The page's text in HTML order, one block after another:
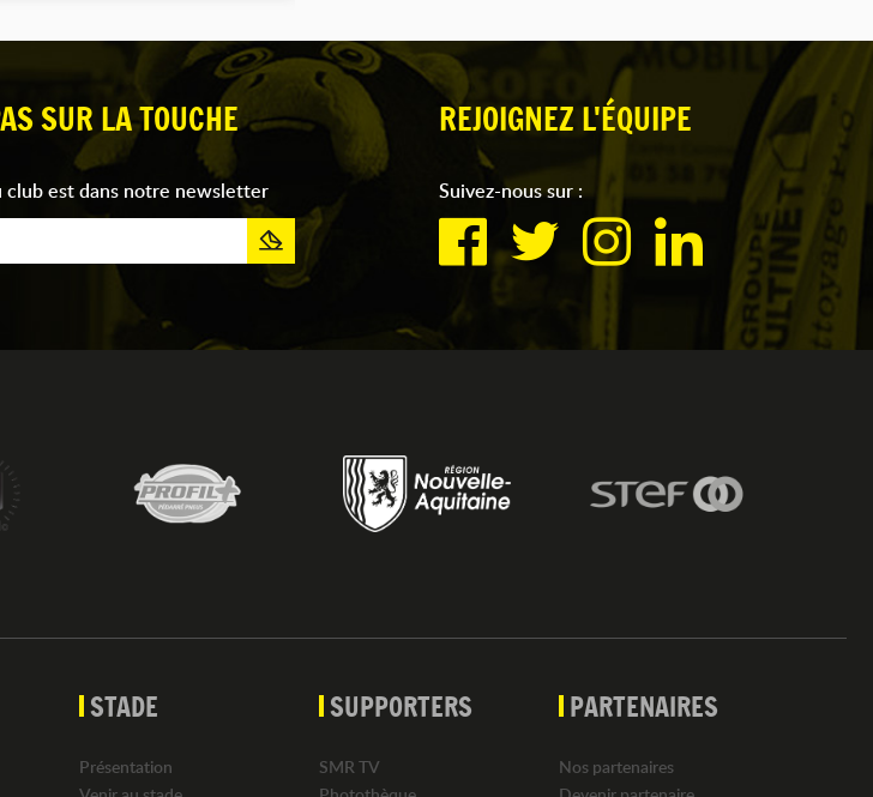
SUR LA TOUCHE
club est dans notre newsletter
REJOIGNEZ L'ÉQUIPE
Suivez-nous sur :
STADE
Présentation
SUPPORTERS
SMR TV
PARTENAIRES
Nos partenaires